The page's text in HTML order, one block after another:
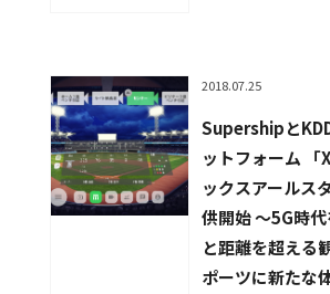
2018.07.25
Supershipと
ットフォーム
ックスアールス
供開始 ～5G時
と距離を超える
ポーツに新たな